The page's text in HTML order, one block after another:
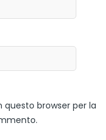
questo browser per la